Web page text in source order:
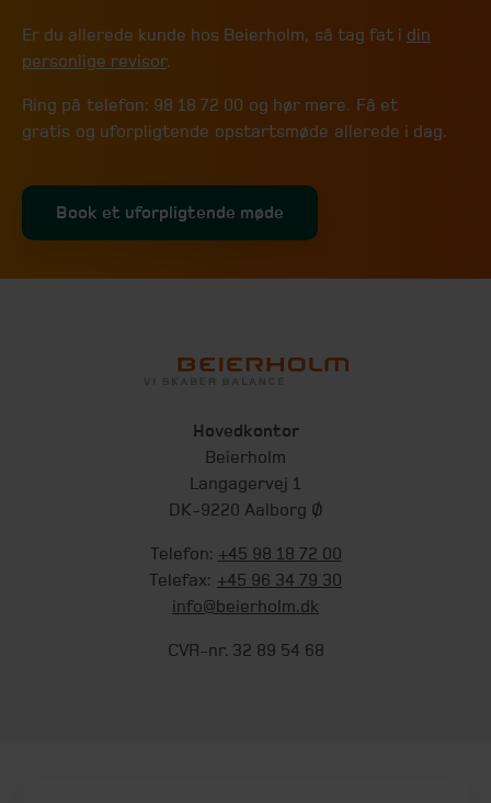
Er du allerede kunde hos Beierholm, så tag fat i din
personlige revisor.
Ring på telefon: 98 18 72 00 og hør mere. Få et
gratis og uforpligtende opstartsmøde allerede i dag.
Book et uforpligtende møde
Hovedkontor
Beierholm
Langagervej 1
DK-9220 Aalborg Ø
Telefon: +45 98 18 72 00
Telefax: +45 96 34 79 30
info@beierholm.dk
CVR-nr. 32 89 54 68